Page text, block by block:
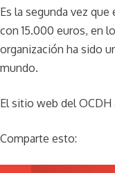
Es la segunda vez
con 15.000 euros, en
organización ha sido
mundo.
El sitio web del OCDH
Comparte esto: